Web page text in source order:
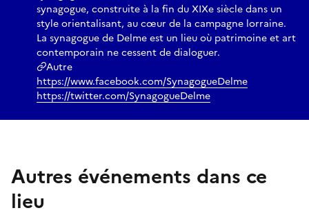
synagogue, construite à la fin du XIXe siècle dans un
style orientalisant, au cœur de la campagne lorraine.
La synagogue de Delme est un lieu où patrimoine et art
contemporain ne cessent de dialoguer.
Autre
https://www.facebook.com/SynagogueDelme
https://twitter.com/SynagogueDelme
Autres événements dans ce
lieu